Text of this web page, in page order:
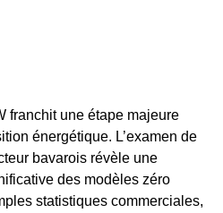
franchit une étape majeure
énergétique. L’examen de
bavarois révèle une
des modèles zéro
statistiques commerciales,